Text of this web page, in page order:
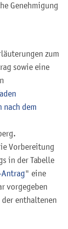
Genehmigung
zum
sowie eine
nach dem
Vorbereitung
in der Tabelle
" eine
vorgegeben
enthaltenen